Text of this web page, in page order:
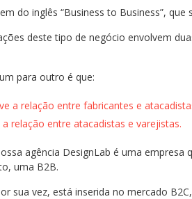
do inglês “Business to Business”, que
deste tipo de negócio envolvem
para outro é que:
a relação entre fabricantes e
relação entre atacadistas e varejistas.
agência DesignLab é uma
uma B2B.
sua vez, está inserida no mercado